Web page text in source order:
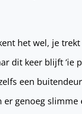
het wel, je
dit keer blijft ‘ie
een
er genoeg